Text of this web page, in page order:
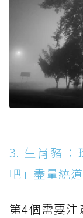
3. 生肖豬：
吧」盡量繞道
第4個需要注